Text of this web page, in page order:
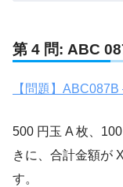
第 4 問: ABC
【問題】
500 円玉 A 枚、
きに、合計金額が
す。